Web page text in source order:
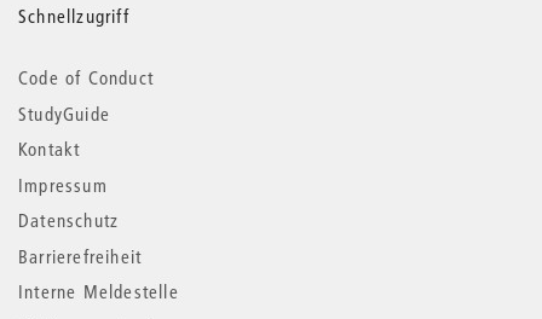
Schnellzugriff
Code of Conduct
StudyGuide
Kontakt
Impressum
Datenschutz
Barrierefreiheit
Interne Meldestelle